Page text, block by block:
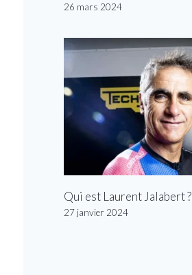
26 mars 2024
Qui est Laurent Jalabert ?
27 janvier 2024